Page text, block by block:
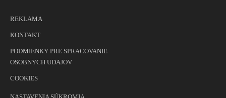
REKLAMA
KONTAKT
PODMIENKY PRE SPRACOVANIE
OSOBNYCH UDAJOV
COOKIES